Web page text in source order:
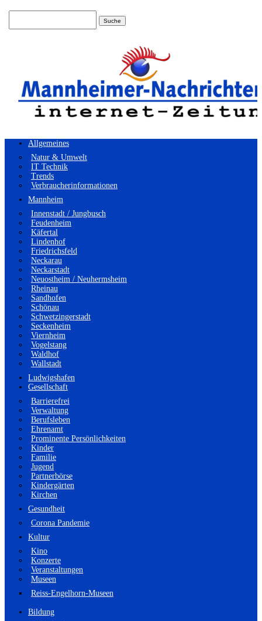
Allgemeines
Natur & Umwelt
IT Technik
Trends
Verbraucherinformationen
Mannheim
Innenstadt / Jungbusch
Feudenheim
Käfertal
Lindenhof
Friedrichsfeld
Neckarau
Neckarstadt
Neuostheim / Neuhermsheim
Rheinau
Sandhofen
Schönau
Schwetzingerstadt
Seckenheim
Viernheim
Vogelstang
Waldhof
Wallstadt
Ludwigshafen
Gesellschaft
Barrierefrei
Verwaltung
Berufsleben
Ehrenamt
Prominente Persönlichkeiten
Kinder
Familie
Jugend
Partnerbörse
Kindergärten
Kirchen
Gesundheit
Corona Pandemie
Kultur
Kino
Konzerte
Veranstaltungen
Museen
Reiss-Engelhorn-Museen
Bildung